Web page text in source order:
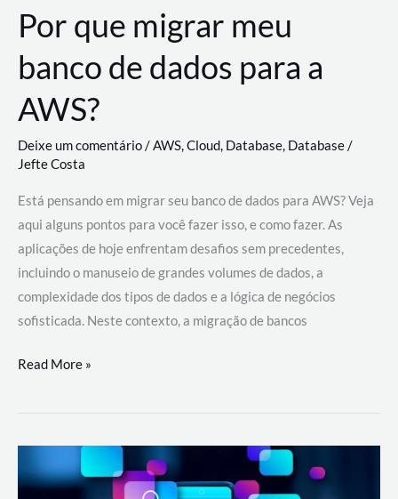
Por que migrar meu
banco de dados para a
AWS?
Deixe um comentário/AWS,Cloud, Database, Database/
Jefte Costa
Está pensando em migrar seu banco de dados para AWS? Veja
aqui alguns pontos para você fazer isso, e como fazer. As
aplicações de hoje enfrentam desafios sem precedentes,
incluindo o manuseio de grandes volumes de dados, a
complexidade dos tipos de dados e a lógica de negócios
sofisticada. Neste contexto, a migração de bancos
Por
migrar
de
Read More »